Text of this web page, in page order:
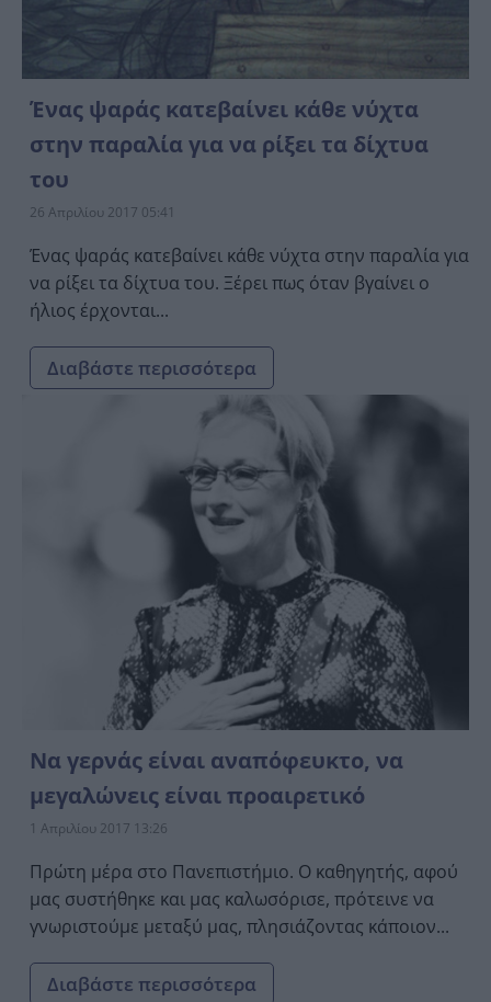
Ένας ψαράς κατεβαίνει κάθε νύχτα
στην παραλία για να ρίξει τα δίχτυα
του
26 Απριλίου 2017 05:41
Ένας ψαράς κατεβαίνει κάθε νύχτα στην παραλία για
να ρίξει τα δίχτυα του. Ξέρει πως όταν βγαίνει ο
ήλιος έρχονται...
Διαβάστε περισσότερα
Να γερνάς είναι αναπόφευκτο, να
μεγαλώνεις είναι προαιρετικό
1 Απριλίου 2017 13:26
Πρώτη μέρα στο Πανεπιστήμιο. Ο καθηγητής, αφού
μας συστήθηκε και μας καλωσόρισε, πρότεινε να
γνωριστούμε μεταξύ μας, πλησιάζοντας κάποιον...
Διαβάστε περισσότερα